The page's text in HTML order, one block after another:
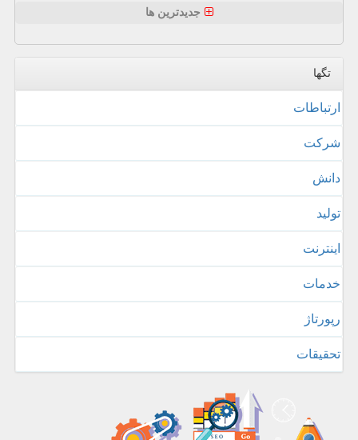
جدیدترین ها
تگها
ارتباطات
شركت
دانش
تولید
اینترنت
خدمات
رپورتاژ
تحقیقات